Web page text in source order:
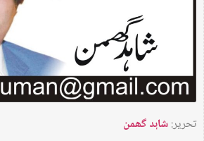
تحریر:شاہد گھمن